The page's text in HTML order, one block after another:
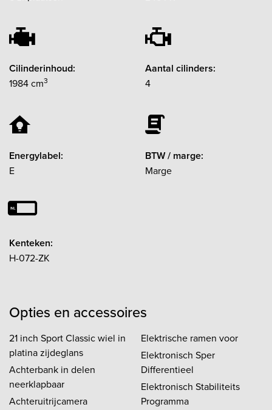
Cilinderinhoud:
1984 cm3
Aantal cilinders:
4
Energylabel:
E
BTW / marge:
Marge
Kenteken:
H-072-ZK
Opties en accessoires
21 inch Sport Classic wiel in
platina zijdeglans
Achterbank in delen
neerklapbaar
Achteruitrijcamera
Elektrische ramen voor
Elektronisch Sper
Differentieel
Elektronisch Stabiliteits
Programma